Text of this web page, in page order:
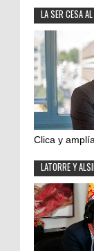
LA SER CESA
Clica y
LATORRE Y